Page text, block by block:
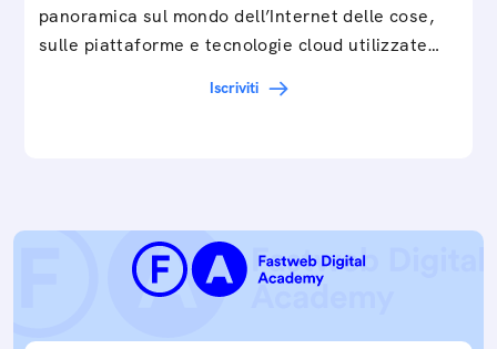
panoramica sul mondo dell’Internet delle cose,
sulle piattaforme e tecnologie cloud utilizzate
Iscriviti